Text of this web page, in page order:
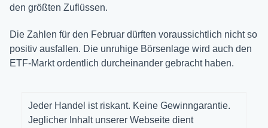
den größten Zuflüssen.
Die Zahlen für den Februar dürften voraussichtlich nicht so
positiv ausfallen. Die unruhige Börsenlage wird auch den
ETF-Markt ordentlich durcheinander gebracht haben.
Jeder Handel ist riskant. Keine Gewinngarantie.
Jeglicher Inhalt unserer Webseite dient